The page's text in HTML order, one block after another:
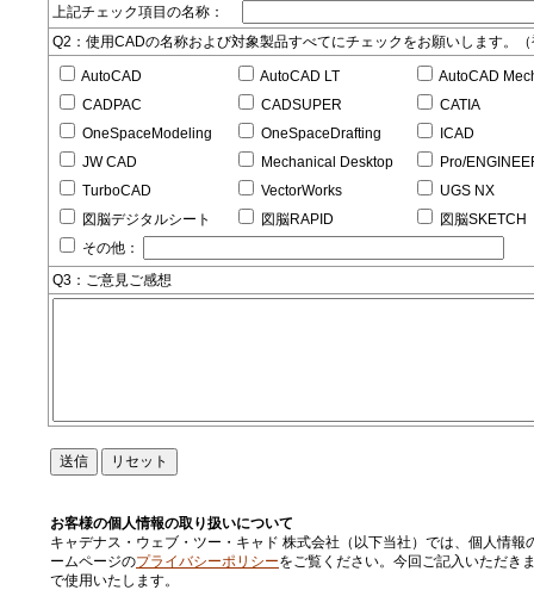
上記チェック項目の名称：
Q2：使用CADの名称および対象製品すべてにチェックをお願いします。
AutoCAD AutoCAD LT
AutoCAD
CADPAC
CADSUPER
CATIA
OneSpaceModeling
OneSpaceDrafting
ICAD
JW CAD
Mechanical Desktop
Pro/
TurboCAD
VectorWorks
UGS NX
図脳デジタルシート
図脳RAPID
図脳SKETCH
その他：
Q3：ご意見ご感想
お客様の個人情報の取り扱いについて
キャデナス・ウェブ・ツー・キャド 株式会社（以下当社）では、個人情
ームページのプライバシーポリシーをご覧ください。今回ご記入いただき
で使用いたします。